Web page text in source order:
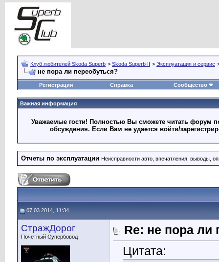
Клуб любителей Skoda Superb > Skoda Superb II > Эксплуатация и сервис
не пора ли переобуться?
Регистрация Справка Сообщество
Важная информация
Уважаемые гости! Полностью Вы сможете читать форум
обсуждения. Если Вам не удается войти/
Отчеты по эксплуатации Неисправности авто, впечатления, выводы,
07.03.2014, 11:34
СтражДорог
Почетный Супербовод
Re: не пора ли
Цитата: